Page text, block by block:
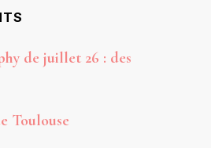
de juillet 26 : des
Toulouse